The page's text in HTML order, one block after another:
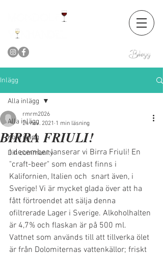
Blogg
Inlägg
Alla inlägg
Kom igång
Din community
Alla inlägg
BIRRA FRIULI!
rmrm2026
24 nov. 2021 1 min läsning
I december lanserar vi Birra Friuli! En
"craft-beer" som endast finns i
Kalifornien, Italien och  snart även, i
Sverige! Vi är mycket glada över att ha
fått förtroendet att sälja denna
ofiltrerade Lager i Sverige. Alkoholhalten
är 4,7% och flaskan är på 500 ml.
Vattnet som används till att tillverka ölet
är från Dolomiternas vattenkällor; friskt